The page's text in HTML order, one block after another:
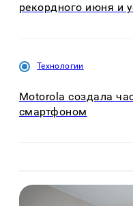
рекордного июня и
Технологии
Motorola создала
смартфоном